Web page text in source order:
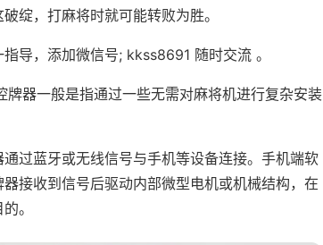
绽，打麻将时就可能转败为胜。
导，添加微信号; kkss8691 随时交流 。
器一般是指通过一些无需对麻将机进行复杂安装
过蓝牙或无线信号与手机等设备连接。手机端软
接收到信号后驱动内部微型电机或机械结构，在
。